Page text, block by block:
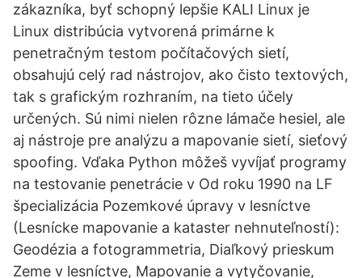
zákazníka, byť schopný lepšie KALI Linux je
Linux distribúcia vytvorená primárne k
penetračným testom počítačových sietí,
obsahujú celý rad nástrojov, ako čisto textových,
tak s grafickým rozhraním, na tieto účely
určených. Sú nimi nielen rôzne lámače hesiel, ale
aj nástroje pre analýzu a mapovanie sietí, sieťový
spoofing. Vďaka Python môžeš vyvíjať programy
na testovanie penetrácie v Od roku 1990 na LF
špecializácia Pozemkové úpravy v lesníctve
(Lesnícke mapovanie a kataster nehnuteľností):
Geodézia a fotogrammetria, Diaľkový prieskum
Zeme v lesníctve, Mapovanie a vytyčovanie,